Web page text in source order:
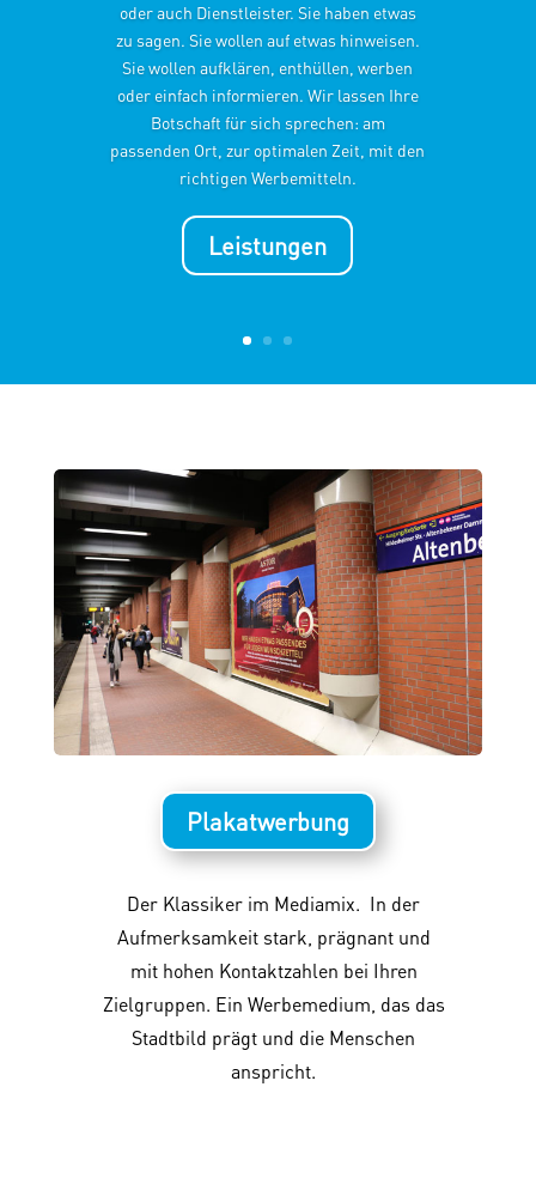
oder auch Dienstleister. Sie haben etwas
zu sagen. Sie wollen auf etwas hinweisen.
Sie wollen aufklären, enthüllen, werben
oder einfach informieren. Wir lassen Ihre
Botschaft für sich sprechen: am
passenden Ort, zur optimalen Zeit, mit den
richtigen Werbemitteln.
Leistungen
Plakatwerbung
Der Klassiker im Mediamix. In der
Aufmerksamkeit stark, prägnant und
mit hohen Kontaktzahlen bei Ihren
Zielgruppen. Ein Werbemedium, das das
Stadtbild prägt und die Menschen
anspricht.